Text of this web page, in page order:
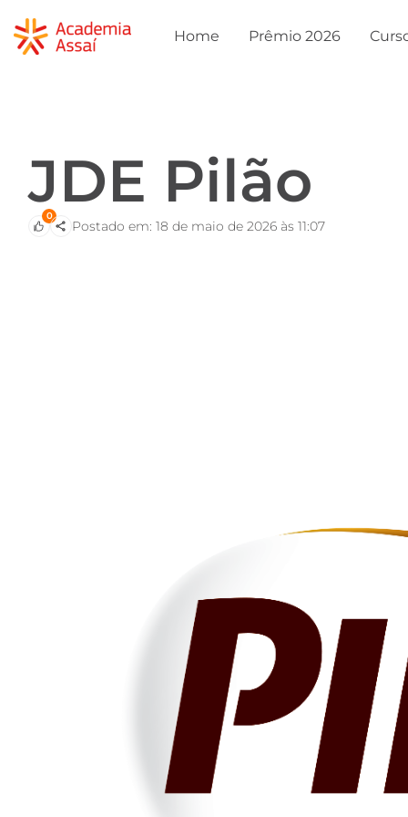
Home Prêmio 2026
JDE Pilão
0
Postado em: 18 de maio de 2026 às 11:07